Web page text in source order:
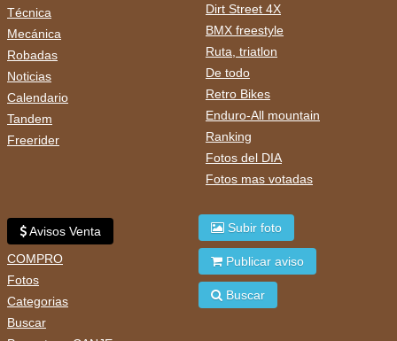
Técnica
Mecánica
Robadas
Noticias
Calendario
Tandem
Freerider
Dirt Street 4X
BMX freestyle
Ruta, triatlon
De todo
Retro Bikes
Enduro-All mountain
Ranking
Fotos del DIA
Fotos mas votadas
Avisos Venta
COMPRO
Fotos
Categorias
Buscar
Subir foto
Publicar aviso
Buscar